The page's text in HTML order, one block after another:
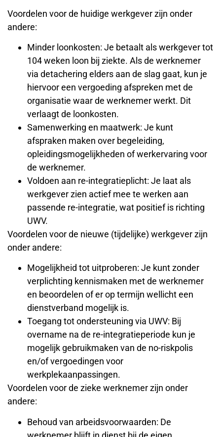
Voordelen voor de huidige werkgever zijn onder
andere:
Minder loonkosten: Je betaalt als werkgever tot
104 weken loon bij ziekte. Als de werknemer
via detachering elders aan de slag gaat, kun je
hiervoor een vergoeding afspreken met de
organisatie waar de werknemer werkt. Dit
verlaagt de loonkosten.
Samenwerking en maatwerk: Je kunt
afspraken maken over begeleiding,
opleidingsmogelijkheden of werkervaring voor
de werknemer.
Voldoen aan re-integratieplicht: Je laat als
werkgever zien actief mee te werken aan
passende re-integratie, wat positief is richting
UWV.
Voordelen voor de nieuwe (tijdelijke) werkgever zijn
onder andere:
Mogelijkheid tot uitproberen: Je kunt zonder
verplichting kennismaken met de werknemer
en beoordelen of er op termijn wellicht een
dienstverband mogelijk is.
Toegang tot ondersteuning via UWV: Bij
overname na de re-integratieperiode kun je
mogelijk gebruikmaken van de no-riskpolis
en/of vergoedingen voor
werkplekaanpassingen.
Voordelen voor de zieke werknemer zijn onder
andere:
Behoud van arbeidsvoorwaarden: De